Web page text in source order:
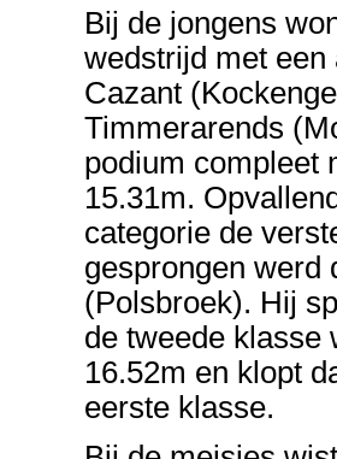
Bij de jongens
wedstrijd met een
Cazant
Timmerarends
podium compleet
15.31m.
categorie de
gesprongen werd
(Polsbroek). Hij
de tweede klasse
16.52m en klopt
eerste klasse.